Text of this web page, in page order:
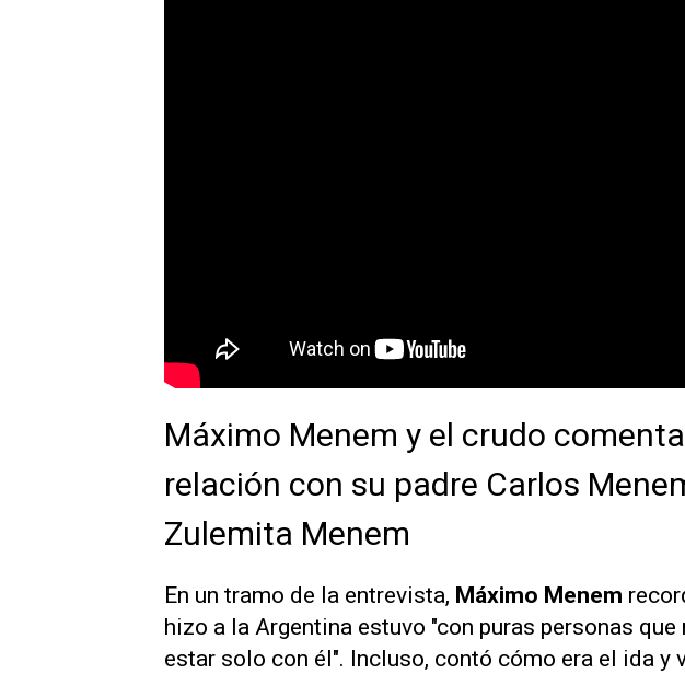
Máximo Menem y el crudo
relación con su padre Carlos
Zulemita Menem
En un tramo de la entrevista, Máximo Menem
hizo a la Argentina estuvo "con puras personas
estar solo con él". Incluso, contó cómo era el ida y